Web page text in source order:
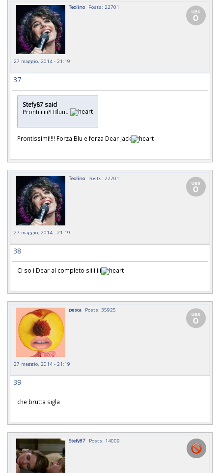
Teolino Posts: 22701
27 maggio, 2014 - 21:19
37
Stefy87 said
Prontiiiiiii?! Bluuu
Prontissimi!!!! Forza Blu e forza Dear Jack
Teolino Posts: 22701
27 maggio, 2014 - 21:19
38
Ci so i Dear al completo siiiiiiii
pesca Posts: 35925
27 maggio, 2014 - 21:19
39
che brutta sigla
Stefy87 Posts: 14009